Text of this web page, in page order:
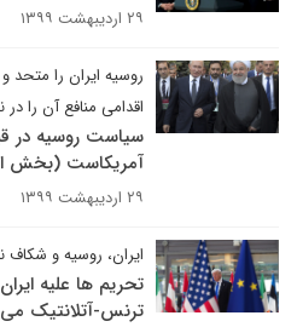
۲۹ اردیبهشت ۱۳۹۹
روسیه ایران را
اقدامی منافع آن را
سیاست روسیه در
آمریکاست (بخش
۲۹ اردیبهشت ۱۳۹۹
ایران، روسیه و
تحریم ها علیه
ترنس-آتلانتیک می